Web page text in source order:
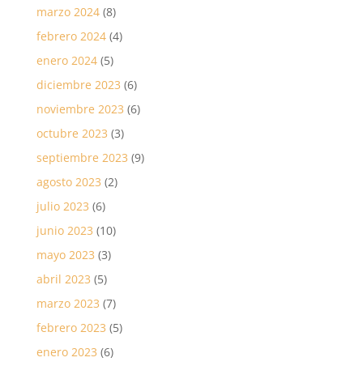
marzo 2024(8)
febrero 2024(4)
enero 2024(5)
diciembre 2023 (6)
noviembre 2023 (6)
octubre 2023 (3)
septiembre 2023 (9)
agosto 2023 (2)
julio 2023 (6)
junio 2023 (10)
mayo 2023 (3)
abril 2023 (5)
marzo 2023 (7)
febrero 2023 (5)
enero 2023 (6)